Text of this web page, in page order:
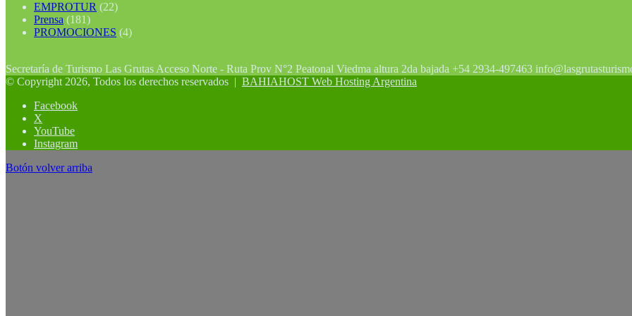
EMPROTUR (22)
Prensa (181)
PROMOCIONES (4)
Secretaría de Turismo Las Grutas Acceso Norte - Ruta Prov N°2 Peatonal Viedma altura 2da bajada +54 2934-497463
© Copyright 2026, Todos los derechos reservados | BAHIAHOST Web Hosting Argentina
Facebook
X
YouTube
Instagram
Botón volver arriba